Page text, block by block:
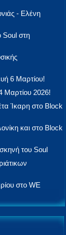
- Ελένη
Soul στη
6 Μαρτίου!
Μαρτίου 2026!
Ίκαρη στο Block
και στο Block
του Soul
στο WE